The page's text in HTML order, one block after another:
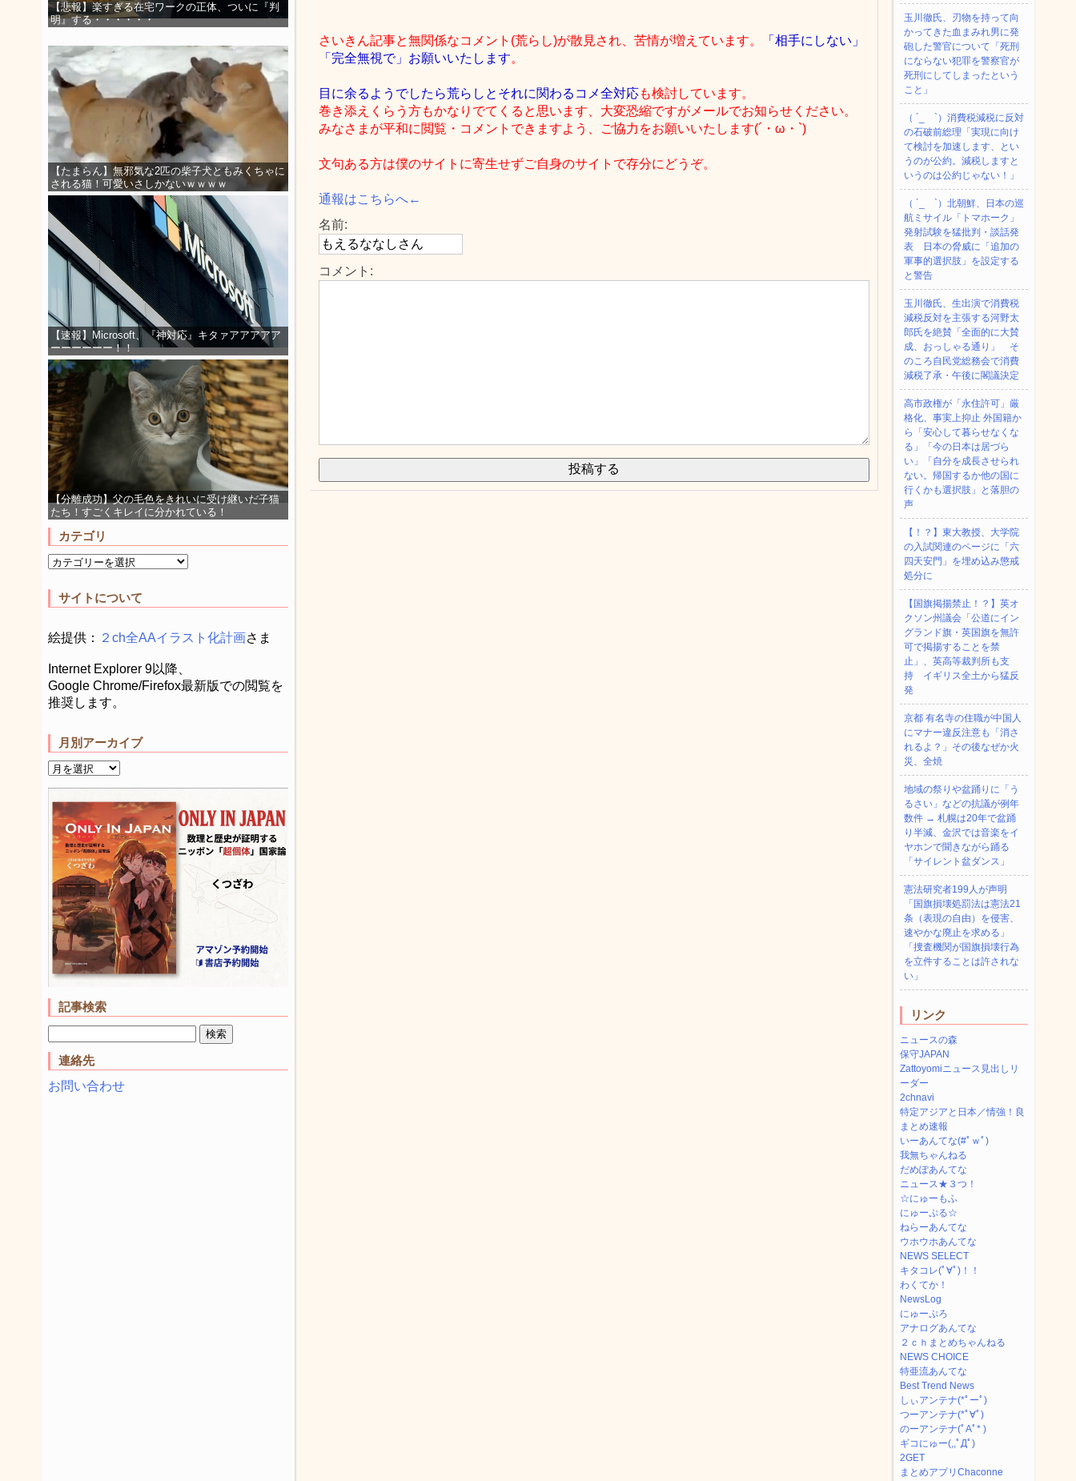
【悲報】楽すぎる在宅ワークの正体、ついに『判
明』する・・・・・・
【たまらん】無邪気な2匹の柴子犬ともみくちゃに
される猫！可愛いさしかないｗｗｗｗ
【速報】Microsoft、『神対応』キタァアアアアア
ーーーーーー！！
【分離成功】父の毛色をきれいに受け継いだ子猫
たち！すごくキレイに分かれている！
カテゴリ
サイトについて
絵提供： ２ch全AAイラスト化計画さま
Internet Explorer 9以降、
Google Chrome/Firefox最新版での閲覧を
推奨します。
月別アーカイブ
記事検索
連絡先
お問い合わせ
さいきん記事と無関係なコメント(荒らし)が散見され、苦情が増えています。
「相手にしない」
「完全無視で」お願いいたします。
目に余るようでしたら荒らしとそれに関わるコメ全対応も検討しています。
巻き添えくらう方もかなりでてくると思います、大変恐縮ですがメールでお知らせください。
みなさまが平和に閲覧・コメントできますよう、ご協力をお願いいたします(´・ω・`)
文句ある方は僕のサイトに寄生せずご自身のサイトで存分にどうぞ。
通報はこちらへ←
名前:
コメント:
玉川徹氏、刃物を持って向
かってきた血まみれ男に発
砲した警官について「死刑
にならない犯罪を警察官が
死刑にしてしまったという
こと」
（ ´_ゝ`）消費税減税に反対
の石破前総理「実現に向け
て検討を加速します、とい
うのが公約。減税しますと
いうのは公約じゃない！」
（ ´_ゝ`）北朝鮮、日本の巡
航ミサイル「‌トマホーク」
発射試験を猛批判・談話発
表 日本の脅威に「追加の
軍事的選択肢」を設定する
と警告
玉川徹氏、生出演で消費税
減税反対を主張する河野太
郎氏を絶賛「全面的に大賛
成、おっしゃる通り」 そ
のころ自民党総務会で消費
減税了承・午後に閣議決定
高市政権が「永住許可」厳
格化、事実上抑止 外国籍か
ら「安心して暮らせなくな
る」「今の日本は居づら
い」「自分を成長させられ
ない。帰国するか他の国に
行くかも選択肢」と落胆の
声
【！？】東大教授、大学院
の入試関連のページに「六
四天安門」を埋め込み懲戒
処分に
【国旗掲揚禁止！？】英オ
クソン州議会「公道にイン
グランド旗・英国旗を無許
可で掲揚することを禁
止」、英高等裁判所も支
持 イギリス全土から猛反
発
京都 有名寺の住職が中国人
にマナー違反注意も「消さ
れるよ？」その後なぜか火
災、全焼
地域の祭りや盆踊りに「う
るさい」などの抗議が例年
数件 → 札幌は20年で盆踊
り半減、金沢では音楽をイ
ヤホンで聞きながら踊る
「サイレント盆ダンス」
憲法研究者199人が声明
「国旗損壊処罰法は憲法21
条（表現の自由）を侵害、
速やかな廃止を求める」
「捜査機関が国旗損壊行為
を立件することは許されな
い」
リンク
ニュースの森
保守JAPAN
Zattoyomiニュース見出しリ
ーダー
2chnavi
特定アジアと日本／情強！良
まとめ速報
いーあんてな(#ﾟｗﾟ)
我無ちゃんねる
だめぽあんてな
ニュース★３つ！
☆にゅーもふ
にゅーぷる☆
ねらーあんてな
ウホウホあんてな
NEWS SELECT
キタコレ(ﾟ∀ﾟ)！！
わくてか！
NewsLog
にゅーぷろ
アナログあんてな
２ｃｈまとめちゃんねる
NEWS CHOICE
特亜流あんてな
Best Trend News
しぃアンテナ(*ﾟーﾟ)
つーアンテナ(*ﾟ∀ﾟ)
のーアンテナ(ﾟAﾟ* )
ギコにゅー(,,ﾟДﾟ)
2GET
まとめアプリChaconne